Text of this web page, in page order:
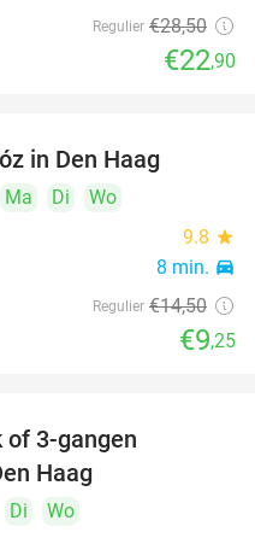
Regulier €28,50
€22,90
in Den Haag
Ma Di
Wo
9.8 star
8 min. directions_car
Regulier €14,50
€9,25
of 3-gangen
Haag
Di
Wo